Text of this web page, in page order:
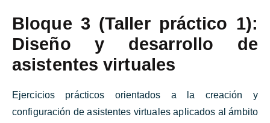
Bloque 3 (Taller práctico 1):
Diseño y desarrollo de
asistentes virtuales
Ejercicios prácticos orientados a la creación y
configuración de asistentes virtuales aplicados al ámbito